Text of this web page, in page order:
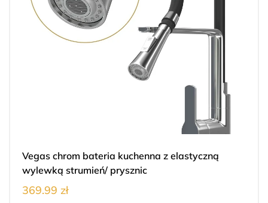
Vegas chrom bateria kuchenna z elastyczną
wylewką strumień/ prysznic
369.99 zł